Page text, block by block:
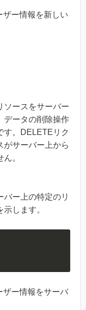
ザー情報を新しい
ソースをサーバー
データの削除操作
す。DELETEリク
がサーバー上から
。
ー上の特定のリ
します。
ザー情報をサーバ